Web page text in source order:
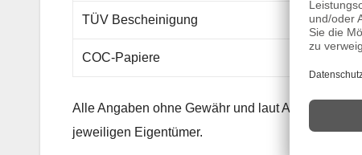
TÜV Bescheinigung
COC-Papiere
Alle Angaben ohne Gewähr und laut Auskunft der
jeweiligen Eigentümer.